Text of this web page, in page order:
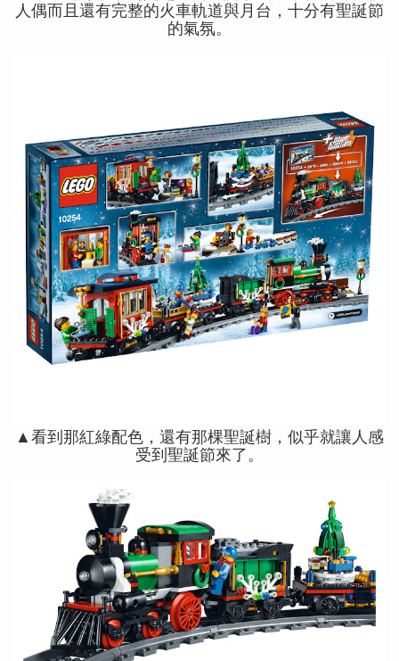
人偶而且還有完整的火車軌道與月台，十分有聖誕節
的氣氛。
▲看到那紅綠配色，還有那棵聖誕樹，似乎就讓人感
受到聖誕節來了。